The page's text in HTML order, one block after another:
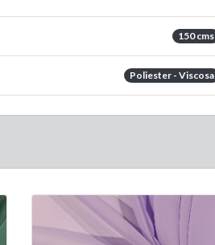
150 cms
Poliester - Viscosa